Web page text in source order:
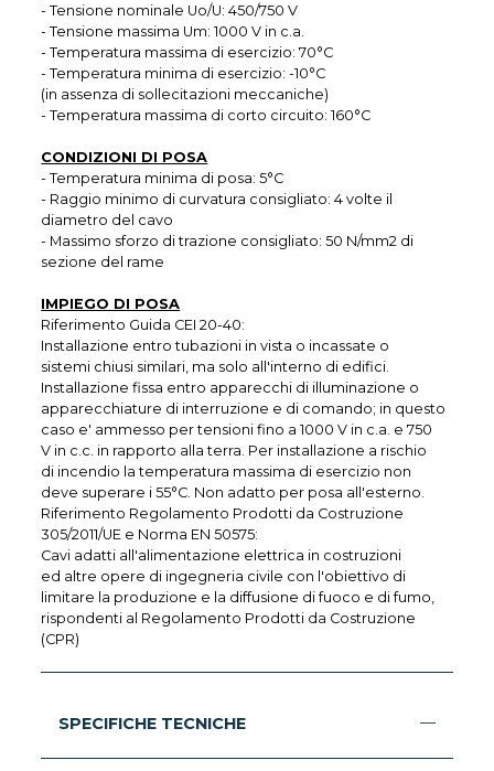
- Tensione nominale Uo/U: 450/750 V
- Tensione massima Um: 1000 V in c.a.
- Temperatura massima di esercizio: 70°C
- Temperatura minima di esercizio: -10°C
(in assenza di sollecitazioni meccaniche)
- Temperatura massima di corto circuito: 160°C
CONDIZIONI DI POSA
- Temperatura minima di posa: 5°C
- Raggio minimo di curvatura consigliato: 4 volte il
diametro del cavo
- Massimo sforzo di trazione consigliato: 50 N/mm2 di
sezione del rame
IMPIEGO DI POSA
Riferimento Guida CEI 20-40:
Installazione entro tubazioni in vista o incassate o
sistemi chiusi similari, ma solo all'interno di edifici.
Installazione fissa entro apparecchi di illuminazione o
apparecchiature di interruzione e di comando; in questo
caso e' ammesso per tensioni fino a 1000 V in c.a. e 750
V in c.c. in rapporto alla terra. Per installazione a rischio
di incendio la temperatura massima di esercizio non
deve superare i 55°C. Non adatto per posa all'esterno.
Riferimento Regolamento Prodotti da Costruzione
305/2011/UE e Norma EN 50575:
Cavi adatti all'alimentazione elettrica in costruzioni
ed altre opere di ingegneria civile con l'obiettivo di
limitare la produzione e la diffusione di fuoco e di fumo,
rispondenti al Regolamento Prodotti da Costruzione
(CPR)
SPECIFICHE TECNICHE